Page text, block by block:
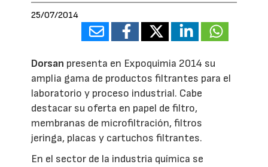
25/07/2014
Dorsan presenta en Expoquimia 2014 su
amplia gama de productos filtrantes para el
laboratorio y proceso industrial. Cabe
destacar su oferta en papel de filtro,
membranas de microfiltración, filtros
jeringa, placas y cartuchos filtrantes.
En el sector de la industria química se